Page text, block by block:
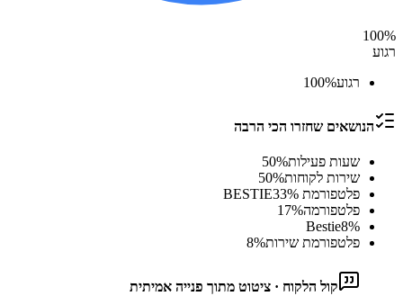
100%
רגוע
רגוע
100%
הנושאים שחזרו הכי הרבה
שעות פעילות 50%
שירות לקוחות
50%
פלטפורמת BESTIE
33%
פלטפורמה
17%
Bestie8%
פלטפורמת שירות
8%
קול הלקוח · ציטוט מתוך פנייה אמיתית